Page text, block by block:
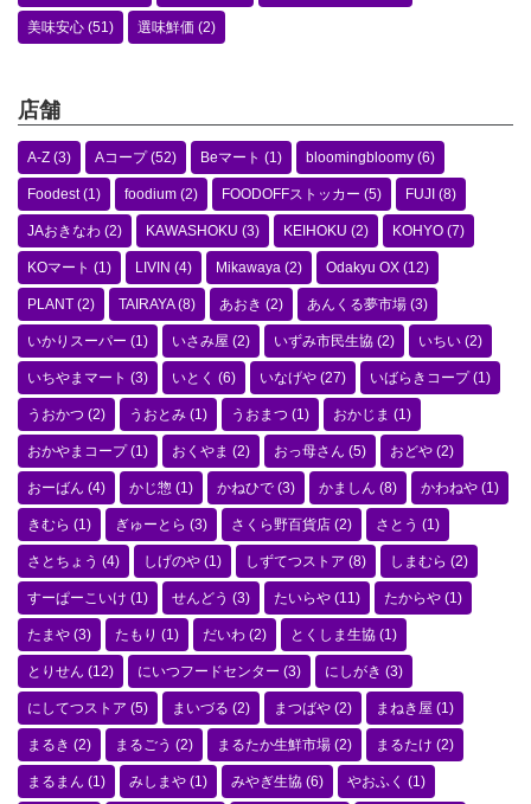
美味安心 (51) 選味鮮価 (2)
店舗
A-Z (3) Aコープ(52) Beマート (1) bloomingbloomy (6)
Foodest(1) foodium (2) FOODOFFストッカー (5) FUJI (8)
JAおきなわ (2) KAWASHOKU (3) KEIHOKU (2) KOHYO (7)
KOマート (1) LIVIN (4) Mikawaya (2) Odakyu OX (12)
PLANT (2) TAIRAYA(8) あおき (2) あんくる夢市場 (3)
いかりスーパー (1) いさみ屋 (2) いずみ市民生協 (2) いちい (2)
いちやまマート (3) いとく (6) いなげや (27) いばらきコープ(1)
うおかつ (2) うおとみ (1) うおまつ (1) おかじま (1)
おかやまコープ(1) おくやま (2) おっ母さん (5) おどや (2)
おーばん (4) かじ惣 (1) かねひで (3) かましん (8) かわねや (1)
きむら (1) ぎゅーとら (3) さくら野百貨店 (2) さとう (1)
さとちょう (4) しげのや (1) しずてつストア (8) しまむら (2)
すーぱーこいけ (1) せんどう (3) たいらや (11) たからや (1)
たまや (3) たもり (1) だいわ (2) とくしま生協 (1)
とりせん (12) にいつフードセンター (3) にしがき (3)
にしてつストア (5) まいづる (2) まつばや (2) まねき屋 (1)
まるき (2) まるごう (2) まるたか生鮮市場 (2) まるたけ (2)
まるまん (1) みしまや (1) みやぎ生協 (6) やおふく (1)